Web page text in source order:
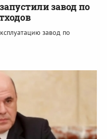
завод по
завод по